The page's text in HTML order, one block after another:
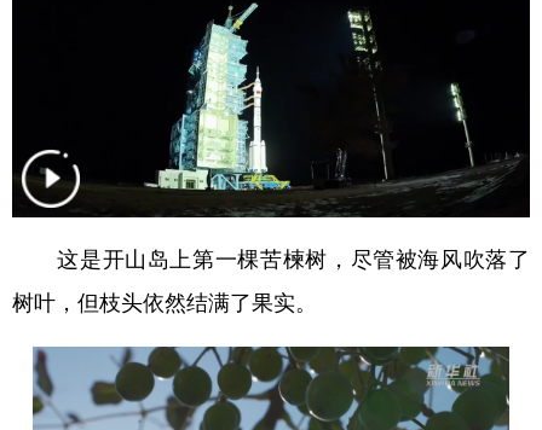
书画 健康
视频
中央文件 汽车
食品 人居 信息化 数字经济
学术中国 乡村振兴 银龄 溯源中国
城市 旅游 能源 会展
公益 一带一路 亚太网 上市公司
这是开山岛上第一棵苦楝树，尽管被海风吹落了
树叶，但枝头依然结满了果实。